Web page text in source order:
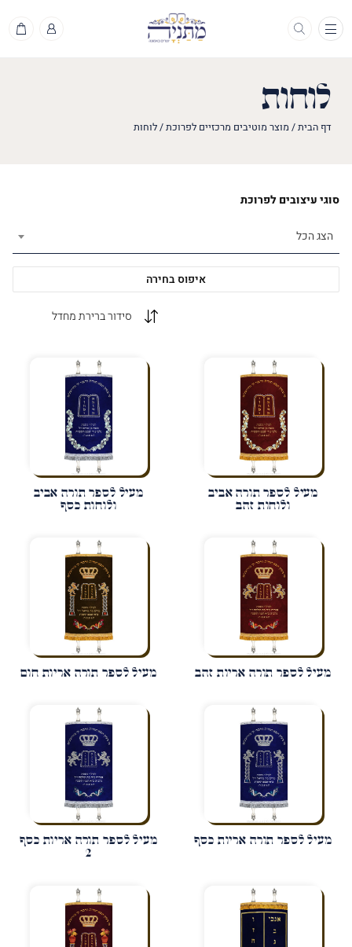
תפריט
לוחות
דף הבית/ מוצר מוטיבים מרכזיים לפרוכת/לוחות
סוגי עיצובים לפרוכת
הצג הכל
איפוס בחירה
מעיל לספר תורה אביב
ולוחות זהב
מעיל לספר תורה אביב
ולוחות כסף
מעיל לספר תורה אריות זהב מעיל לספר תורה אריות חום
מעיל לספר תורה אריות כסף
מעיל לספר תורה אריות כסף
2